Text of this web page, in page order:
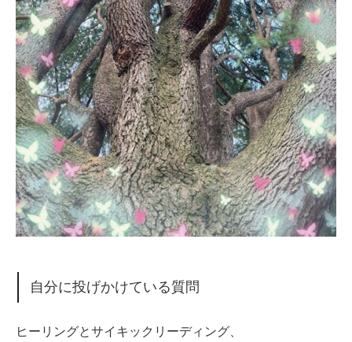
自分に投げかけている質問
ヒーリングとサイキックリーディング、